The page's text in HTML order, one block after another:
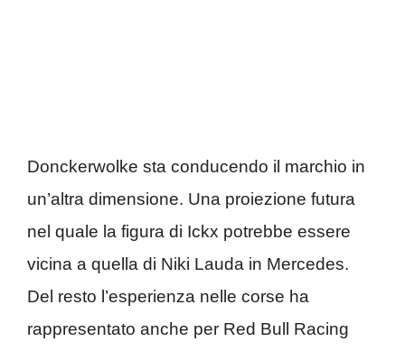
Donckerwolke sta conducendo il marchio in
un’altra dimensione. Una proiezione futura
nel quale la figura di Ickx potrebbe essere
vicina a quella di Niki Lauda in Mercedes.
Del resto l’esperienza nelle corse ha
rappresentato anche per Red Bull Racing